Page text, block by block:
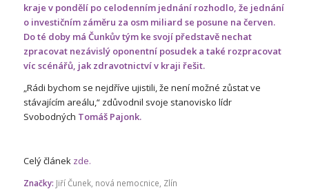
kraje v pondělí po celodenním jednání rozhodlo, že jednání
o investičním záměru za osm miliard se posune na červen.
Do té doby má Čunkův tým ke svojí představě nechat
zpracovat nezávislý oponentní posudek a také rozpracovat
víc scénářů, jak zdravotnictví v kraji řešit.
„Rádi bychom se nejdříve ujistili, že není možné zůstat ve
stávajícím areálu,“ zdůvodnil svoje stanovisko lídr
Svobodných Tomáš Pajonk.
Celý článek zde.
Značky: Jiří Čunek, nová nemocnice Zlín